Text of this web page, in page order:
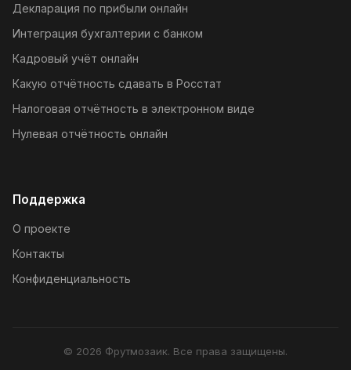
Декларация по прибыли онлайн
Интеграция бухгалтерии с банком
Кадровый учёт онлайн
Какую отчётность сдавать в Росстат
Налоговая отчётность в электронном виде
Нулевая отчётность онлайн
Поддержка
О проекте
Контакты
Конфиденциальность
© 2026 Фрутмозаик. Все права защищены.